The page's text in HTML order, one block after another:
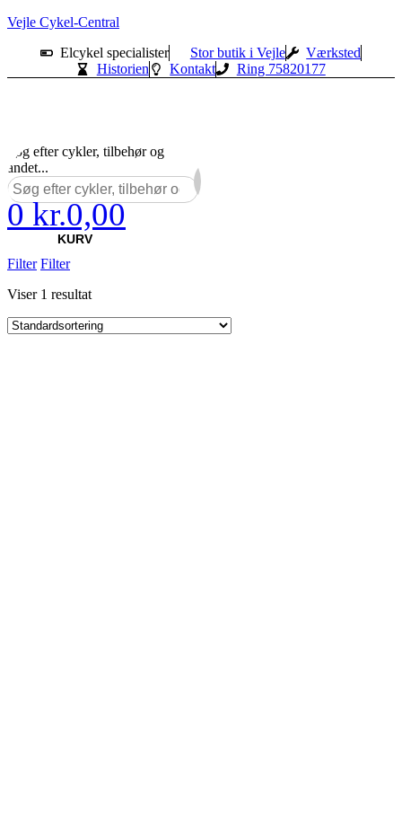
Vejle Cykel-Central
Elcykel specialister
Stor butik i Vejle
Værksted
Historien
Kontakt Ring 75820177
Søg efter cykler, tilbehør og
andet...
×
0 kr.0,00
KURV
Filter Filter
Viser 1 resultat